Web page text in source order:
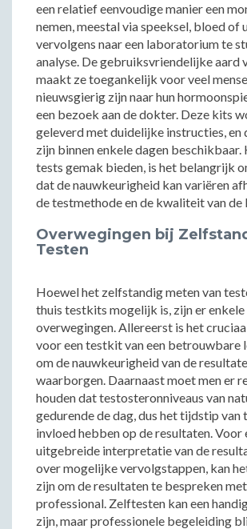
een relatief eenvoudige manier een
nemen, meestal via speeksel, bloed of
vervolgens naar een laboratorium te
analyse. De gebruiksvriendelijke aard
maakt ze toegankelijk voor veel
nieuwsgierig zijn naar hun
een bezoek aan de dokter. Deze kits
geleverd met duidelijke instructies, en
zijn binnen enkele dagen beschikbaar.
tests gemak bieden, is het belangrijk
dat de nauwkeurigheid kan variëren
de testmethode en de kwaliteit van de
Overwegingen bij
Testen
Hoewel het zelfstandig meten van
thuis testkits mogelijk is, zijn er
overwegingen. Allereerst is het
voor een testkit van een betrouwbare
om de nauwkeurigheid van de
waarborgen. Daarnaast moet men er
houden dat testosteronniveaus van
gedurende de dag, dus het tijdstip van
invloed hebben op de resultaten. Voor
uitgebreide interpretatie van de
over mogelijke vervolgstappen, kan
zijn om de resultaten te bespreken
professional. Zelftesten kan een
zijn, maar professionele begeleiding